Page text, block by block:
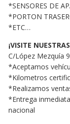
*SENSORES DE
*PORTON
*ETC…
¡VISITE
C/López Mezquía 9
*Aceptamos
*Kilometros
*Realizamos
*Entrega
nacional